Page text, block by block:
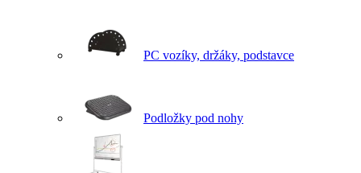
PC vozíky, držáky, podstavce
Podložky pod nohy